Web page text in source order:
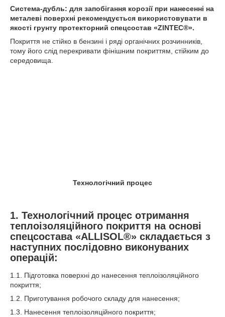
Система-дубль: для запобігання корозії при нанесенні на
металеві поверхні рекомендується використовувати в
якості грунту протекторний спецсостав «ZINTEC®».
Покриття не стійко в бензині і ряді органічних розчинників,
тому його слід перекривати фінішним покриттям, стійким до
середовища.
Технологічний процес
1. Технологічний процес отримання
теплоізоляційного покриття на основі
спецсостава «ALLISOL®» складається з
наступних послідовно виконуваних
операцій:
1.1. Підготовка поверхні до нанесення теплоізоляційного
покриття;
1.2. Приготування робочого складу для нанесення;
1.3. Нанесення теплоізоляційного покриття;